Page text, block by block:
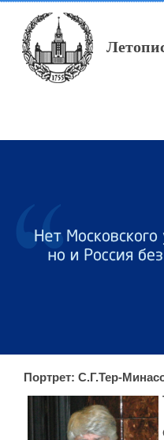
Перейти к основному
Портрет: С.Г.Тер-